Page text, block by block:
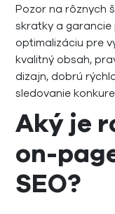
Pozor na rôznych
skratky a garancie
optimalizáciu pre
kvalitný obsah,
dizajn, dobrú
sledovanie
Aký je
on-
SEO?